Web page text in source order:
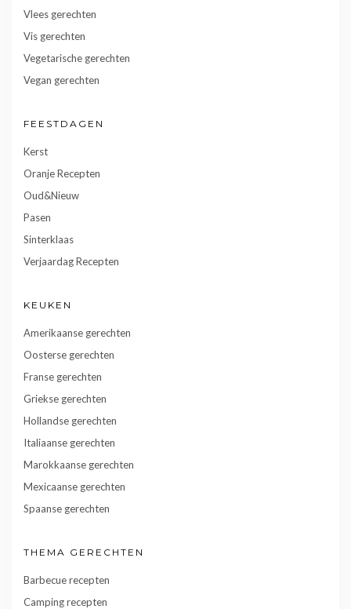
Vlees gerechten
Vis gerechten
Vegetarische gerechten
Vegan gerechten
FEESTDAGEN
Kerst
Oranje Recepten
Oud&Nieuw
Pasen
Sinterklaas
Verjaardag Recepten
KEUKEN
Amerikaanse gerechten
Oosterse gerechten
Franse gerechten
Griekse gerechten
Hollandse gerechten
Italiaanse gerechten
Marokkaanse gerechten
Mexicaanse gerechten
Spaanse gerechten
THEMA GERECHTEN
Barbecue recepten
Camping recepten